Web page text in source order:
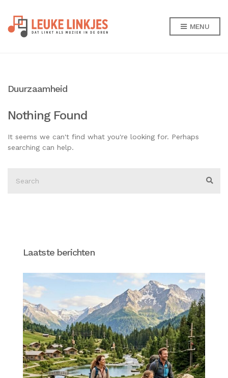
MENU
Duurzaamheid
Nothing Found
It seems we can't find what you're looking for. Perhaps
searching can help.
for:
Laatste berichten